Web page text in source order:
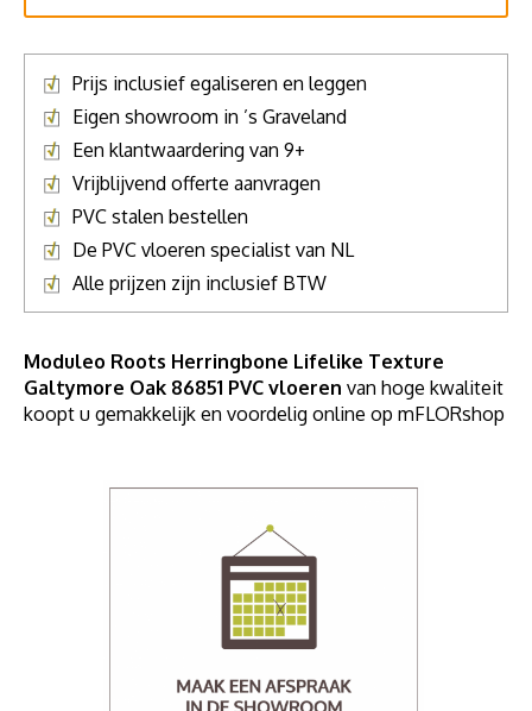
Prijs inclusief egaliseren en leggen
Eigen showroom in ’s Graveland
Een klantwaardering van 9+
Vrijblijvend offerte aanvragen
PVC stalen bestellen
De PVC vloeren specialist van NL
Alle prijzen zijn inclusief BTW
Moduleo Roots Herringbone Lifelike Texture
Galtymore Oak 86851 PVC vloeren van hoge kwaliteit
koopt u gemakkelijk en voordelig online op mFLORshop